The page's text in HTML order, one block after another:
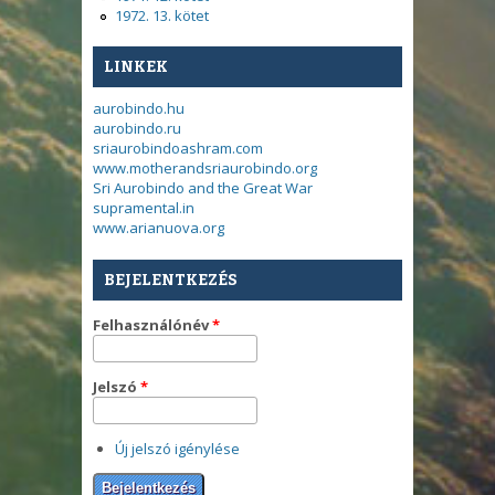
1972. 13. kötet
LINKEK
aurobindo.hu
aurobindo.ru
sriaurobindoashram.com
www.motherandsriaurobindo.org
Sri Aurobindo and the Great War
supramental.in
www.arianuova.org
BEJELENTKEZÉS
Felhasználónév*
Jelszó *
Új jelszó igénylése